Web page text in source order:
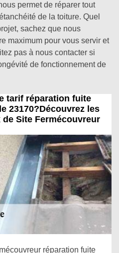
permet de réparer tout
de la toiture. Quel
sachez que nous
maximum pour vous servir et
pas à nous contacter si
de fonctionnement de
tarif réparation fuite
23170?Découvrez les
Site Fermécouvreur
réparation fuite